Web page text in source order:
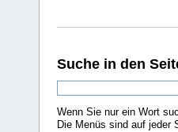
Suche in den
Wenn Sie nur ein Wort
Die Menüs sind auf jeder